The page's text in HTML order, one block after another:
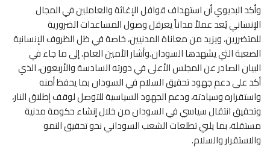
وأكد البديوي أن استهداف قوافل الإغاثة والعاملين في المجال
الإنساني يُعد عملاً مداناً يعرقل وصول المساعدات الضرورية
للمتضررين، ويزيد من معاناة المدنيين، خاصة في ظل الظروف الإنسانية
الصعبة التي يشهدها السودان.‏وأشار الأمين العام، إلى ما جاء في
البيان الصادر عن المجلس الأعلى في دورته السادسة والأربعون، الذي
أكد على دعم جهود تحقيق السلام في السودان بما يحفظ أمنه
واستقراره وسيادته، ودعم الجهود السياسية للتوصل لوقف إطلاق النار،
وتحقيق انتقال سياسي في السودان من خلال إنشاء حكومة مدنية
مستقلة، بما يلبي تطلعات الشعب السوداني نحو تحقيق النمو
والاستقرار والسلام.